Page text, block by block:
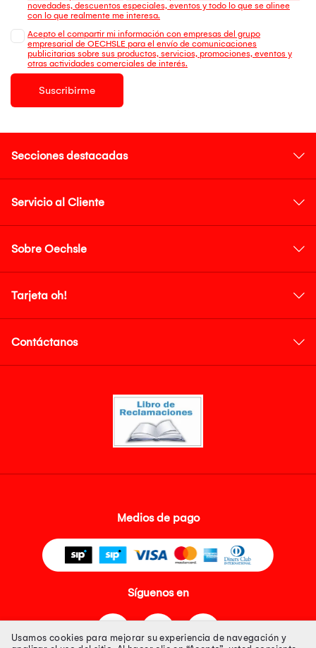
novedades, descuentos especiales, eventos y todo lo que se alinee
con lo que realmente me interesa.
Acepto el compartir mi información con empresas del grupo
empresarial de OECHSLE para el envío de comunicaciones
publicitarias sobre sus productos, servicios, promociones, eventos y
otras actividades comerciales de interés.
Suscribirme
Secciones destacadas
Servicio al Cliente
Sobre Oechsle
Tarjeta oh!
Contáctanos
Medios de pago
Síguenos en
Usamos cookies para mejorar su experiencia de navegación y